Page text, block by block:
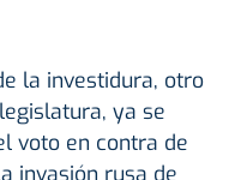
la investidura, otro
ya se
voto en contra de
invasión rusa de